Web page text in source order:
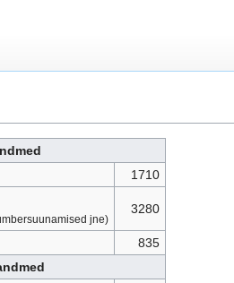
1710
jne)
3280
835